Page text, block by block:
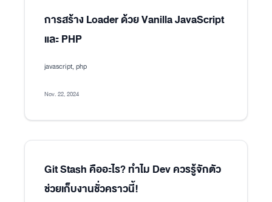
การสร้าง Loader ด้วย Vanilla JavaScript
และ PHP
javascript, php
Nov. 22, 2024
Git Stash คืออะไร? ทำไม Dev ควรรู้จักตัว
ช่วยเก็บงานชั่วคราวนี้!